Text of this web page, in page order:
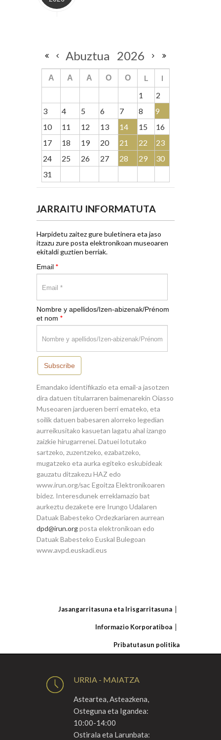
Abuztua 2026
A A A O O L
I
1
2
3
4 5 6 7 8
9
10
11 12 13 14 15
16
17
18 19 20 21 22
23
24
25 26 27 28 29
30
31
JARRAITU INFORMATUTA
Harpidetu zaitez gure buletinera eta jaso
itzazu zure posta elektronikoan museoaren
ekitaldi guztien berriak.
Email *
Nombre y apellidos/Izen-abizenak/Prénom
et nom *
Subscribe
Emandako identifikazio eta email-a jasotzen
dira datuen titularraren baimenarekin Oiasso
Museoaren jardueren berri emateko, eta
soilik datuen babesaren alorreko legedian
aurreikusitako kasuetan lagatu ahal izango
zaizkie hirugarrenei. Datuei lotutako
sartzeko, zuzentzeko, ezabatzeko,
mugatzeko eta aurka egiteko eskubideak
gauzatu ditzakezu HAZ edo
www.irun.org/sac Egoitza Elektronikoaren
bidez. Interesdunek erreklamazio bat
aurkeztu dezakete ere Irungo Udalaren
Datuak Babesteko Ordezkariaren aurrean
dpd@irun.orgposta elektronikoan edo
Datuak Babesteko Euskal Bulegoan
www.avpd.euskadi.eus
Jasangarritasuna eta Irisgarritasuna
Informazio Korporatiboa
Pribatutasun politika
URRIA - MAIATZA
Asteartea, Asteazkena,
Osteguna eta Igandea:
10:00-14:00
Ostirala eta Larunbata: